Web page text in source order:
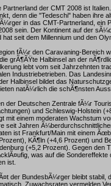
Partnerland der CMT 2008 ist
denn die "Tedeschi" haben ihre
in das CMT-Partnerland, ein
sein. Der Kontinent auf der
hat seit dem Millennium und den
fÃ¼r den Caravaning-Bereich
grÃ¶ÃŸte Halbinsel an der
lebt vom seit Jahrzehnten
Industriebetrieben. Das
Halbinsel bildet das
natÃ¼rlich die schÃ¶nsten
der Deutschen Zentrale fÃ¼r
und Schleswig-Holstein
mit einem moderaten Wachstum
seit Jahren
ist Frankfurt/Main mit einem
KÃ¶ln (+4,6 Prozent) und
(+5,2 Prozent). Gegen den
was auf die
ist.
der BundesbÃ¼rger bleibt stabil,
Zuwachsraten vermelden